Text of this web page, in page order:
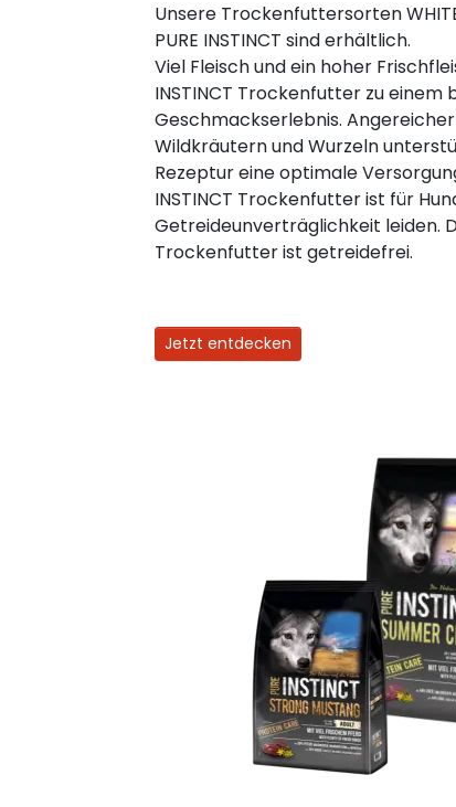
Unsere Trockenfuttersorten
PURE INSTINCT sind erhältlich.
Viel Fleisch und ein hoher
INSTINCT Trockenfutter zu einem
Geschmackserlebnis.
Wildkräutern und Wurzeln
Rezeptur eine optimale
INSTINCT Trockenfutter ist für
Getreideunverträglichkeit leiden.
Trockenfutter ist getreidefrei.
Jetzt entdecken